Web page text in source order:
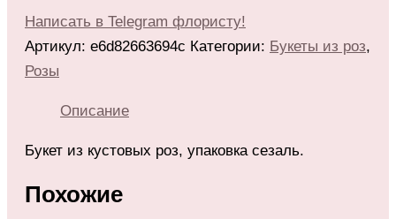
Написать в Telegram флористу!
Артикул: e6d82663694c Категории: Букеты из роз,
Розы
Описание
Букет из кустовых роз, упаковка сезаль.
Похожие